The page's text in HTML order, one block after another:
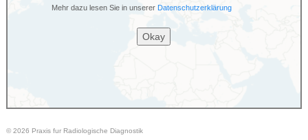
Mehr dazu lesen Sie in unserer Datenschutzerklärung
© 2026 Praxis fur Radiologische Diagnostik